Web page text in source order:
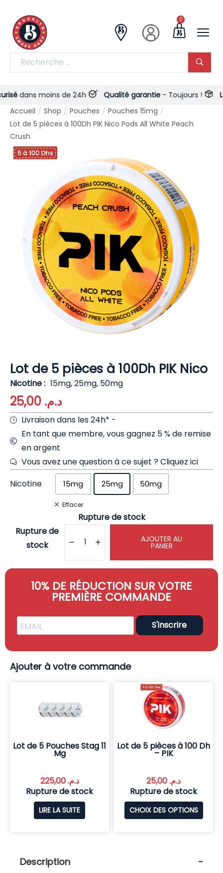
0
dans moins de 24h Qualité garantie- Toujours !
Accueil / Shop / Pouches / Pouches 15mg /
Lot de 5 pièces à 100Dh PIK Nico Pods All White Peach
Crush
Lot de 5 pièces à 100Dh PIK Nico
Nicotine 15mg, 25mg, 50mg
د.م.
Livraison dans les 24h* -
En tant que membre, vous gagnez 5 % de remise
en argent
Vous avez une question à ce sujet ?Cliquez ici
Nicotine
15mg 25mg 50mg
Effacer
Rupture de stock
Rupture de
stock
AJOUTER AU
PANIER
10% DE RÉDUCTION SUR VOTRE
PREMIÈRE COMMANDE
S'inscrire
Ajouter à votre commande
Lot de 5 Pouches Stag 11
Mg
د.م.225,00
Rupture de stock
LIRE LA SUITE
Lot de 5 pièces à 100 Dh
– PIK
د.م.
Rupture de stock
CHOIX DES OPTIONS
Description